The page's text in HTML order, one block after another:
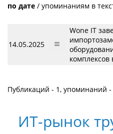
по дате / упоминаниям в
14.05.2025
Wone IT
комплексов
Публикаций - 1, упоминаний -
ИТ-рынок